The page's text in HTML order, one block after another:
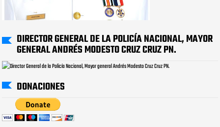
DIRECTOR GENERAL DE LA POLICÍA NACIONAL, MAYOR
GENERAL ANDRÉS MODESTO CRUZ CRUZ PN.
DONACIONES